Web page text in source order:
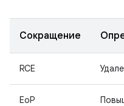
Сокращение
RCE
EoP